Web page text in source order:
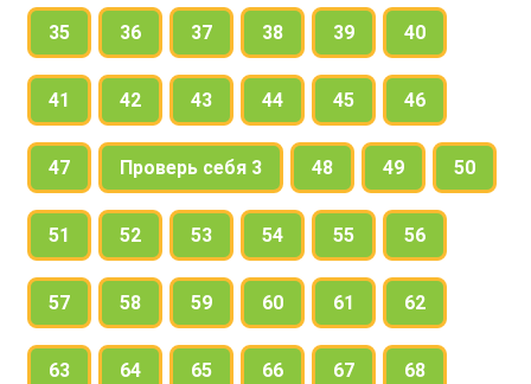
35 36 37 38 39 40
41 42 43 44 45 46
47 Проверь себя 3 48 49 50
51 52 53 54 55 56
57 58 59 60 61 62
63 64 65 66 67 68